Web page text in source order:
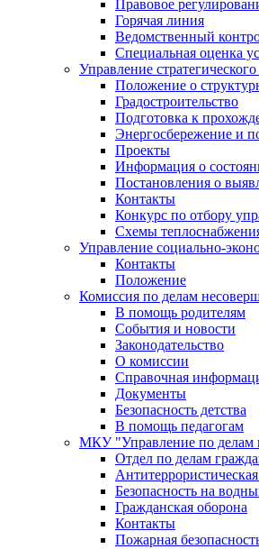
Правовое
Горячая линия
Ведомственный
Специальная оценка
Управление
Положение о
Градостроительство
Подготовка к
Энергосбережение и
Проекты
Информация о
Постановления о
Контакты
Конкурс по отбору
Схемы
Управление социально-
Контакты
Положение
Комиссия по делам
В помощь родителям
События и новости
Законодательство
О комиссии
Справочная
Документы
Безопасность детства
В помощь педагогам
МКУ "Управление по делам
Отдел по делам
Безопасность на
Гражданская оборона
Контакты
Пожарная